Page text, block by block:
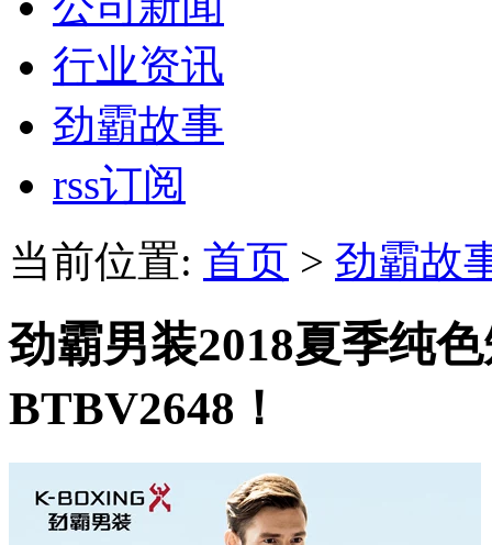
行业资讯
劲霸故事
rss订阅
当前位置: 首页 > 劲霸故
劲霸男装2018夏季纯
BTBV2648！